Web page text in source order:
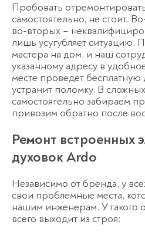
Пробовать
самостоятельно, не стоит.
во-вторых –
лишь усугубляет ситуацию.
мастера на дом, и наш
указанному адресу в
месте проведёт бесплатную
устранит поломку. В
самостоятельно забираем
привозим обратно после
Ремонт встроенных
духовок Ardo
Независимо от бренда, у
свои проблемные места,
нашим инженерам. У такого
всего выходит из строя: